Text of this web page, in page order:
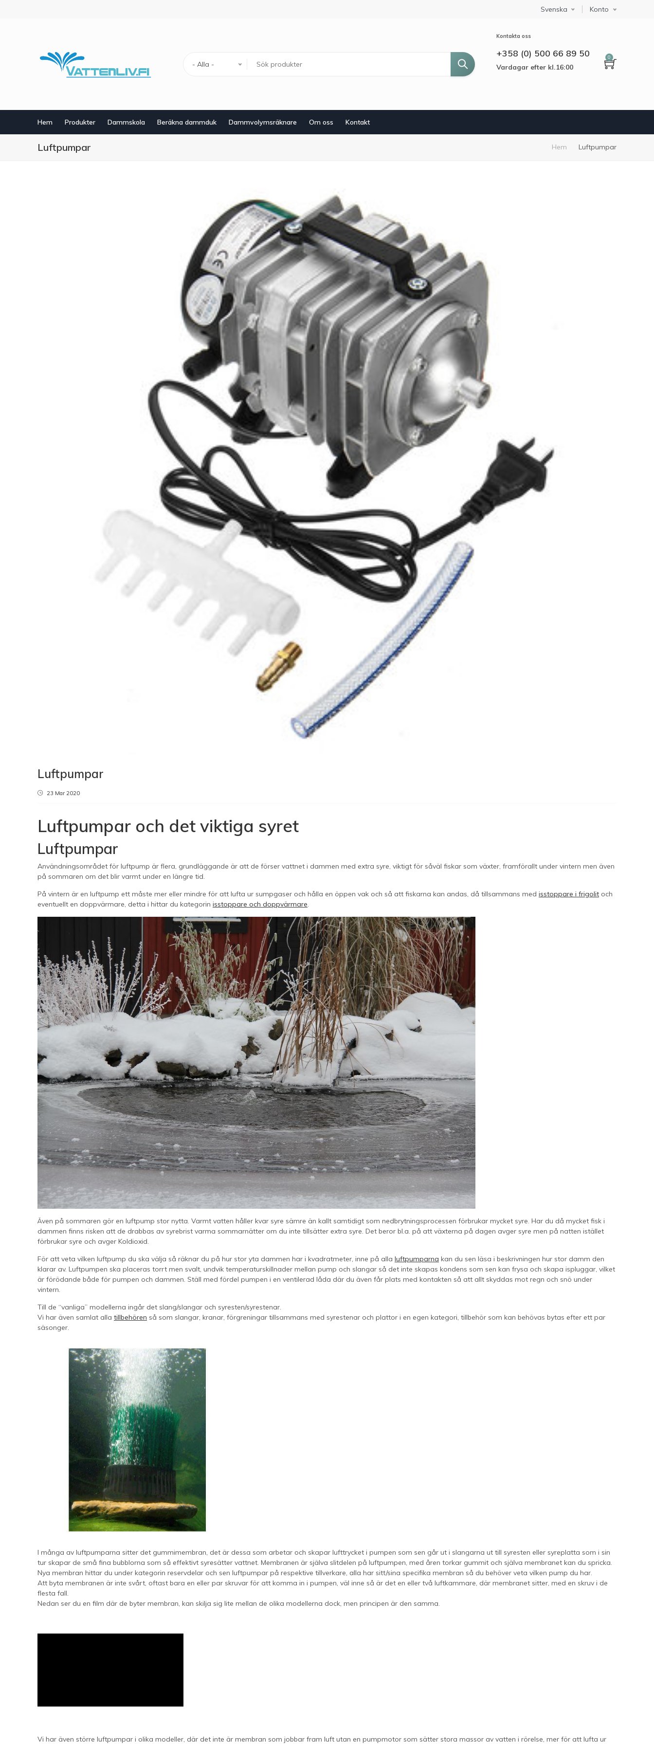
Select your language
Svenska Konto
- Alla -
Kontakta oss
+358 (0) 500 66 89 50
Vardagar efter kl.16:00
0
Hem Produkter Dammskola Beräkna dammduk Dammvolymsräknare Om oss Kontakt
Luftpumpar Länkstig
Hem Luftpumpar
Luftpumpar
23 Mar 2020
Luftpumpar och det viktiga syret
Luftpumpar
Användningsområdet för luftpump är flera, grundläggande är att de förser vattnet i dammen med extra syre, viktigt för såväl fiskar som växter, framförallt under vintern men även
på sommaren om det blir varmt under en längre tid.
På vintern är en luftpump ett måste mer eller mindre för att lufta ur sumpgaser och hålla en öppen vak och så att fiskarna kan andas, då tillsammans med isstoppare i frigolit och
eventuellt en doppvärmare, detta i hittar du kategorin isstoppare och doppvärmare.
Även på sommaren gör en luftpump stor nytta. Varmt vatten håller kvar syre sämre än kallt samtidigt som nedbrytningsprocessen förbrukar mycket syre. Har du då mycket fisk i
dammen finns risken att de drabbas av syrebrist varma sommarnätter om du inte tillsätter extra syre. Det beror bl.a. på att växterna på dagen avger syre men på natten istället
förbrukar syre och avger Koldioxid.
För att veta vilken luftpump du ska välja så räknar du på hur stor yta dammen har i kvadratmeter, inne på alla luftpumparna kan du sen läsa i beskrivningen hur stor damm den
klarar av. Luftpumpen ska placeras torrt men svalt, undvik temperaturskillnader mellan pump och slangar så det inte skapas kondens som sen kan frysa och skapa ispluggar, vilket
är förödande både för pumpen och dammen. Ställ med fördel pumpen i en ventilerad låda där du även får plats med kontakten så att allt skyddas mot regn och snö under
vintern.
Till de “vanliga” modellerna ingår det slang/slangar och syresten/syrestenar.
Vi har även samlat alla tillbehören så som slangar, kranar, förgreningar tillsammans med syrestenar och plattor i en egen kategori, tillbehör som kan behövas bytas efter ett par
säsonger.
I många av luftpumparna sitter det gummimembran, det är dessa som arbetar och skapar lufttrycket i pumpen som sen går ut i slangarna ut till syresten eller syreplatta som i sin
tur skapar de små fina bubblorna som så effektivt syresätter vattnet. Membranen är själva slitdelen på luftpumpen, med åren torkar gummit och själva membranet kan du spricka.
Nya membran hittar du under kategorin reservdelar och sen luftpumpar på respektive tillverkare, alla har sitt/sina specifika membran så du behöver veta vilken pump du har.
Att byta membranen är inte svårt, oftast bara en eller par skruvar för att komma in i pumpen, väl inne så är det en eller två luftkammare, där membranet sitter, med en skruv i de
flesta fall.
Nedan ser du en film där de byter membran, kan skilja sig lite mellan de olika modellerna dock, men principen är den samma.
Vi har även större luftpumpar i olika modeller, där det inte är membran som jobbar fram luft utan en pumpmotor som sätter stora massor av vatten i rörelse, mer för att lufta ur